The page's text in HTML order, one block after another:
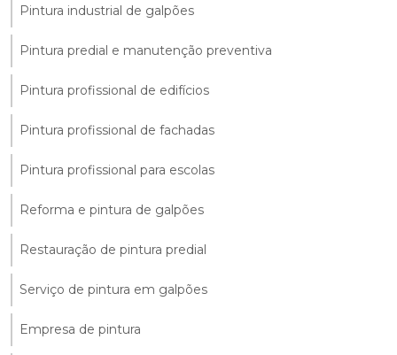
Pintura industrial de galpões
Pintura predial e manutenção preventiva
Pintura profissional de edifícios
Pintura profissional de fachadas
Pintura profissional para escolas
Reforma e pintura de galpões
Restauração de pintura predial
Serviço de pintura em galpões
Empresa de pintura